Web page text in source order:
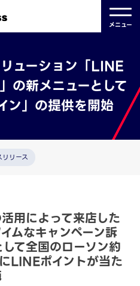
メニュー
ューション「LINE
新メニューとして
ン」の提供を開始
リリース
用によって来店した
ムなキャンペーン訴
て全国のローソン約
LINEポイントが当た